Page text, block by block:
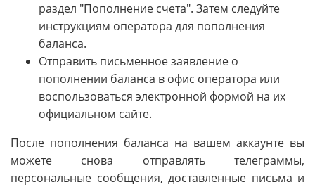
раздел "Пополнение счета". Затем следуйте
инструкциям оператора для пополнения
баланса.
Отправить письменное заявление о
пополнении баланса в офис оператора или
воспользоваться электронной формой на их
официальном сайте.
После пополнения баланса на вашем аккаунте вы
можете снова отправлять телеграммы,
персональные сообщения, доставленные письма и